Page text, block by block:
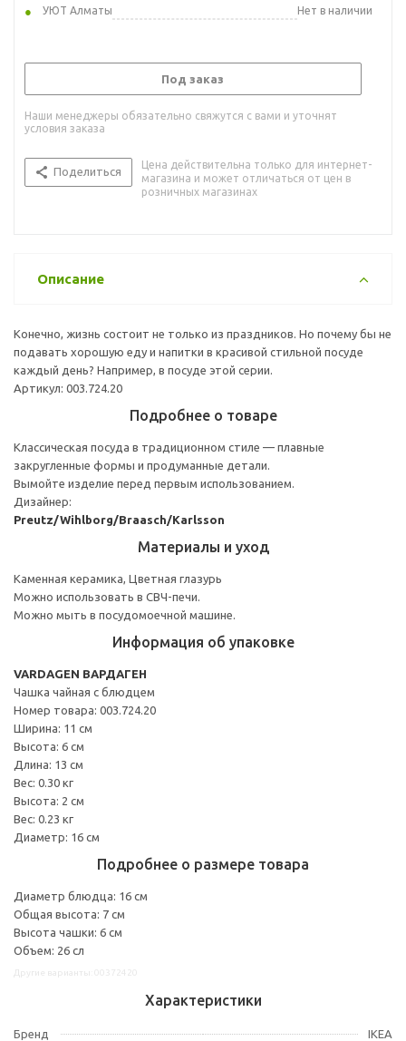
УЮТ Алматы
Нет в наличии
Под заказ
Наши менеджеры обязательно свяжутся с вами и уточнят
условия заказа
Поделиться
Цена действительна только для интернет-
магазина и может отличаться от цен в
розничных магазинах
Описание
Конечно, жизнь состоит не только из праздников. Но почему бы не
подавать хорошую еду и напитки в красивой стильной посуде
каждый день? Например, в посуде этой серии.
Артикул: 003.724.20
Подробнее о товаре
Классическая посуда в традиционном стиле — плавные
закругленные формы и продуманные детали.
Вымойте изделие перед первым использованием.
Дизайнер:
Preutz/Wihlborg/Braasch/Karlsson
Материалы и уход
Каменная керамика, Цветная глазурь
Можно использовать в СВЧ-печи.
Можно мыть в посудомоечной машине.
Информация об упаковке
VARDAGEN ВАРДАГЕН
Чашка чайная с блюдцем
Номер товара: 003.724.20
Ширина: 11 см
Высота: 6 см
Длина: 13 см
Вес: 0.30 кг
Высота: 2 см
Вес: 0.23 кг
Диаметр: 16 см
Подробнее о размере товара
Диаметр блюдца: 16 см
Общая высота: 7 см
Высота чашки: 6 см
Объем: 26 сл
Характеристики
Бренд
IKEA